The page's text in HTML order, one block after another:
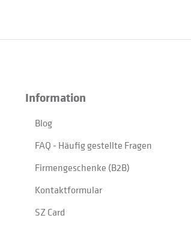
Information
Blog
FAQ - Häufig gestellte Fragen
Firmengeschenke (B2B)
Kontaktformular
SZ Card